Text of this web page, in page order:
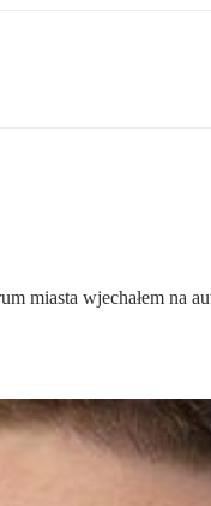
miasta wjechałem na